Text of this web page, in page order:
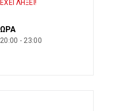
ΕΧΕΙ ΛΗΞΕΙ!
ΏΡΑ
20:00 - 23:00